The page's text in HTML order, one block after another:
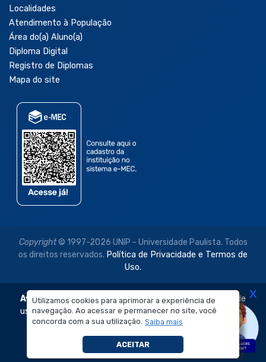
Utilizamos cookies para aprimorar a experiência de
navegação. Ao acessar e permanecer no site, você
concorda com a sua utilização. Saiba mais
ACEITAR
Localidades
Atendimento à População
Área do(a) Aluno(a)
Diploma Digital
Registro de Diplomas
Mapa do site
Copyright© 1997-2026 UNIP - Universidade Paulista. Todos
os direitos reservados. Política de Privacidade e Termos de
Uso.
Aviso Legal: As imagens disponibilizadas neste site são de
uso exclusivo institucional do Sistema de Ensino Objetivo e
da Universidade Paulista – UNIP.
É proibida a reprodução, utilização, edição ou
compartilhamento sem autorização prévia e expressa.
X